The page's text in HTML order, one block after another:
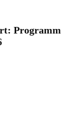
Programm